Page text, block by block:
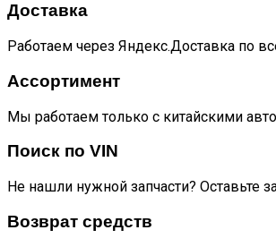
Доставка
Работаем через Яндекс.Доставка по
Ассортимент
Мы работаем только с китайскими
Поиск по VIN
Не нашли нужной запчасти? Оставьте
Возврат средств